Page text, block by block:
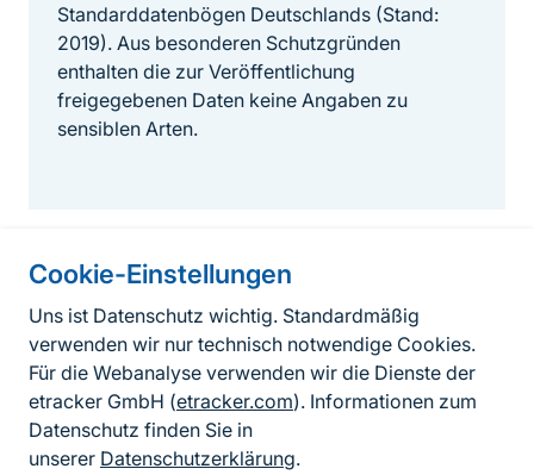
Cookie-Einstellungen
Uns ist Datenschutz wichtig. Standardmäßig
verwenden wir nur technisch notwendige Cookies.
Für die Webanalyse verwenden wir die Dienste der
etracker GmbH (etracker.com). Informationen zum
Datenschutz finden Sie in
unserer Datenschutzerklärung.
Standarddatenbögen Deutschlands (Stand:
2019). Aus besonderen Schutzgründen
enthalten die zur Veröffentlichung
freigegebenen Daten keine Angaben zu
sensiblen Arten.
Informationen zur Seite
FußzeileKontakt zum BfN
Kontaktformular
Erklärung zur Barrierefreiheit